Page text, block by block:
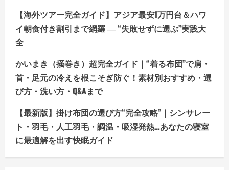
【海外ツアー完全ガイド】アジア最安1万円台＆ハワ
イ朝食付き割引まで網羅 ― “失敗せずに選ぶ”実践大
全
かいまき（掻巻き）超完全ガイド｜“着る布団”で肩・
首・足元の冷えを根こそぎ防ぐ！素材別おすすめ・選
び方・洗い方・Q&Aまで
【最新版】掛け布団の選び方“完全攻略”｜シンサレー
ト・羽毛・人工羽毛・調温・吸湿発熱…あなたの寝室
に最適解を出す快眠ガイド